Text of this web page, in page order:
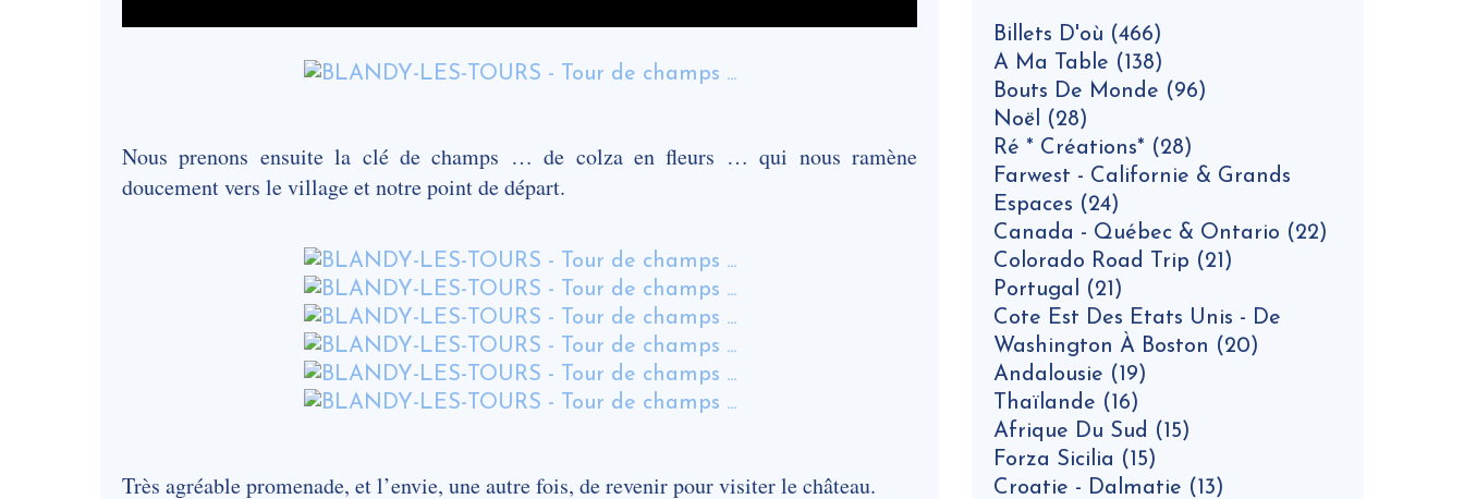
Nous prenons ensuite la clé de champs … de colza en fleurs … qui nous ramène
doucement vers le village et notre point de départ.
Très agréable promenade, et l’envie, une autre fois, de revenir pour visiter le château.
Billets D'où (466)
A Ma Table (138)
Bouts De Monde (96)
Noël (28)
Ré * Créations* (28)
Farwest - Californie & Grands
Espaces (24)
Canada - Québec & Ontario (22)
Colorado Road Trip (21)
Portugal (21)
Cote Est Des Etats Unis - De
Washington À Boston (20)
Andalousie (19)
Thaïlande (16)
Afrique Du Sud (15)
Forza Sicilia (15)
Croatie - Dalmatie (13)